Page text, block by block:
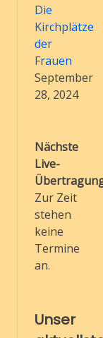
Die
Kirchplätze
der
Frauen
September
28, 2024
Nächste
Live-
Zur Zeit
stehen
keine
Termine
an.
Unser